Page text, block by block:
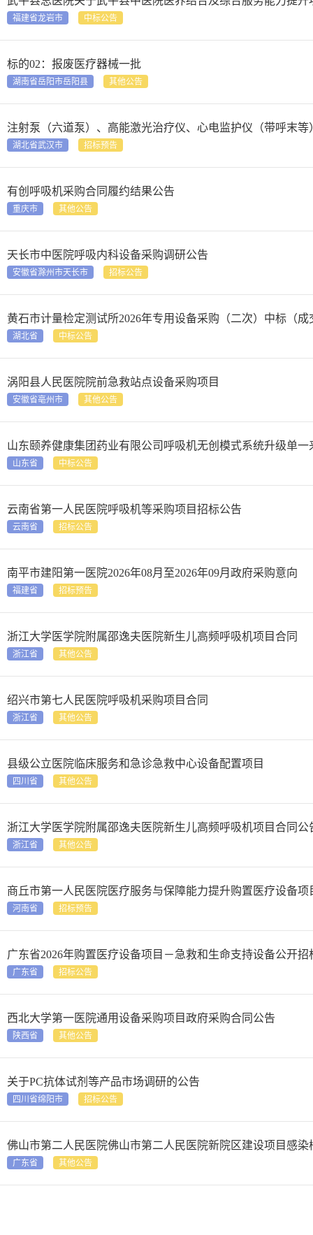
福建省龙岩市 中标公告
标的02：报废医疗器械一批
湖南省岳阳市岳阳县 其他公告
注射泵（六道泵）、高能激光治疗仪、心电监护仪（带呼末
湖北省武汉市 招标预告
有创呼吸机采购合同履约结果公告
重庆市 其他公告
天长市中医院呼吸内科设备采购调研公告
安徽省滁州市天长市 招标公告
黄石市计量检定测试所2026年专用设备采购（二次）中标（成
湖北省 中标公告
涡阳县人民医院院前急救站点设备采购项目
安徽省亳州市 其他公告
山东颐养健康集团药业有限公司呼吸机无创模式系统升级单
山东省 中标公告
云南省第一人民医院呼吸机等采购项目招标公告
云南省 招标公告
南平市建阳第一医院2026年08月至2026年09月政府采购意向
福建省 招标预告
浙江大学医学院附属邵逸夫医院新生儿高频呼吸机项目合同
浙江省 其他公告
绍兴市第七人民医院呼吸机采购项目合同
浙江省 其他公告
县级公立医院临床服务和急诊急救中心设备配置项目
四川省 其他公告
浙江大学医学院附属邵逸夫医院新生儿高频呼吸机项目合同公
浙江省 其他公告
河南省 招标预告
广东省2026年购置医疗设备项目－急救和生命支持设备公开招
广东省 招标公告
西北大学第一医院通用设备采购项目政府采购合同公告
陕西省 其他公告
关于PC抗体试剂等产品市场调研的公告
四川省绵阳市 招标公告
佛山市第二人民医院佛山市第二人民医院新院区建设项目感
广东省 其他公告